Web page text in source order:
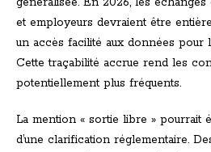
et employeurs devraient être
un accès facilité aux données pour
Cette traçabilité accrue rend les
potentiellement plus fréquents.
La mention « sortie libre » pourrait
d’une clarification réglementaire.